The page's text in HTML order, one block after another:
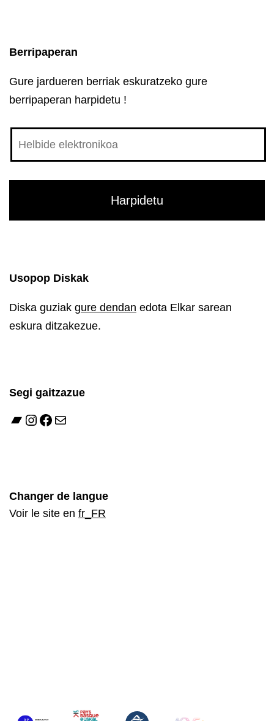
Berripaperan
Gure jardueren berriak eskuratzeko gure
berripaperan harpidetu !
Usopop Diskak
Diska guziak gure dendan edota Elkar sarean
eskura ditzakezue.
Segi gaitzazue
Bandcamp
Instagram
Facebook
Mail
Changer de langue
Voir le site en fr_FR